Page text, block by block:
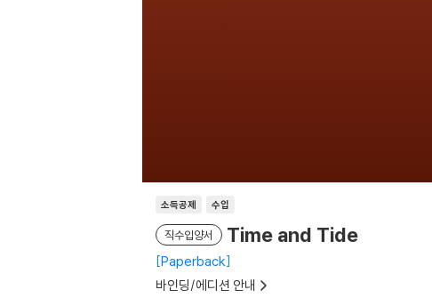
소득공제 수입
직수입양서 Time and Tide
Paperback
바인딩/에디션 안내